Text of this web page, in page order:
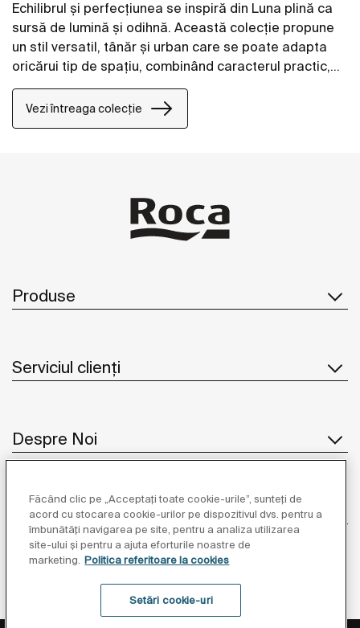
Echilibrul şi perfecţiunea se inspiră din Luna plină ca
sursă de lumină şi odihnă. Această colecţie propune
un stil versatil, tânăr şi urban care se poate adapta
oricărui tip de spaţiu, combinând caracterul practic,
eleganţa şi stilul.
Vezi întreaga colecție
Produse
Serviciul clienți
Despre Noi
Inspirație
Unde să ne găsiți
Făcând clic pe „Acceptați toate cookie-urile”, sunteți de
acord cu stocarea cookie-urilor pe dispozitivul dvs. pentru a
îmbunătăți navigarea pe site, pentru a analiza utilizarea
site-ului și pentru a ajuta eforturile noastre de
marketing. Politica referitoare la cookies
Setări cookie-uri